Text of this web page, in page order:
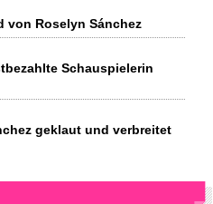
von Roselyn Sánchez
Schauspielerin
geklaut und verbreitet